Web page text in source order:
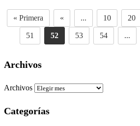
« Primera « ... 10 20
51 52 53 54 ...
Archivos
Archivos
Categorías